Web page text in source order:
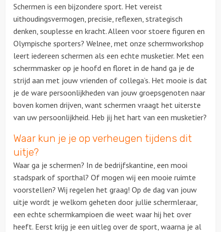
Workshops
Creatieve workshops
Culinaire workshops
Actieve workshops
Ludieke workshops
Muzikale workshops
Online workshops
Teamtrainingen
Proeverijen
Schermen is een bijzondere sport. Het vereist
uithoudingsvermogen, precisie, reflexen, strategisch
denken, souplesse en kracht. Alleen voor stoere figuren en
Olympische sporters? Welnee, met onze schermworkshop
leert iedereen schermen als een echte musketier. Met een
schermmasker op je hoofd en floret in de hand ga je de
strijd aan met jouw vrienden of collega’s. Het mooie is dat
je de ware persoonlijkheden van jouw groepsgenoten naar
boven komen drijven, want schermen vraagt het uiterste
van uw persoonlijkheid. Heb jij het hart van een musketier?
Waar kun je je op verheugen tijdens dit
uitje?
Waar ga je schermen? In de bedrijfskantine, een mooi
stadspark of sporthal? Of mogen wij een mooie ruimte
voorstellen? Wij regelen het graag! Op de dag van jouw
uitje wordt je welkom geheten door jullie schermleraar,
een echte schermkampioen die weet waar hij het over
heeft. Eerst krijg je een uitleg over de sport, waarna je al